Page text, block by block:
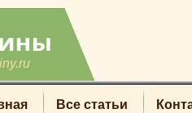
Все статьи